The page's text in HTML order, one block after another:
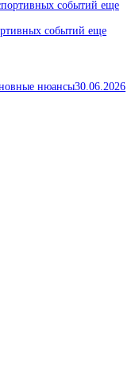
событий еще
нюансы30.06.2026